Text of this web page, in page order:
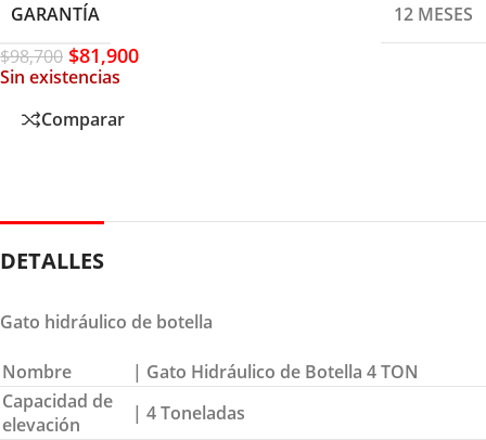
GARANTÍA
12 MESES
$98,700 $81,900
Sin existencias
Comparar
DETALLES
Gato hidráulico de botella
Nombre
| Gato Hidráulico de Botella 4 TON
Capacidad de
elevación
| 4 Toneladas